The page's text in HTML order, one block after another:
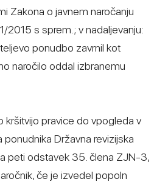
Zakona o javnem naročanju
2015 s sprem.; v nadaljevanju:
ponudbo zavrnil kot
naročilo oddal izbranemu
kršitvijo pravice do vpogleda v
Državna revizijska
peti odstavek 35. člena ZJN-3,
če je izvedel popoln